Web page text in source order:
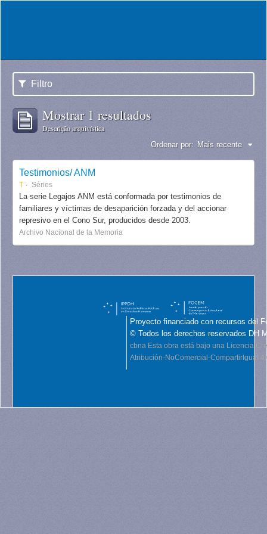
Filtro
Mostrar 1 resultados
Descrição arquivística
Ordenar por: Mais recente
Testimonios/ ANM
T Séries
La serie Legajos ANM está conformada por testimonios de
familiares y víctimas de desaparición forzada y del accionar
represivo en el Cono Sur, producidos desde 2003.
Archivo Nacional de la Memoria
Proyecto financiado con recursos del
© Todos los derechos reservados DH
cbna Esta obra está bajo una Licencia
Atribución-NoComercial-CompartirIgual